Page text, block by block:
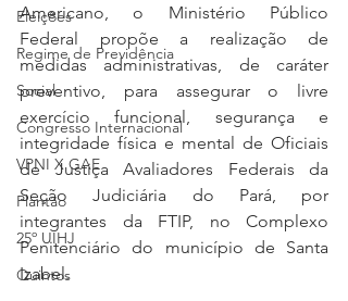
Eleições
Regime de Previdência
Social
Congresso Internacional
VPNI X GAE
Plantão
25º UIHJ
Quintos
Americano, o Ministério Público
Federal propõe a realização de
medidas administrativas, de caráter
preventivo, para assegurar o livre
exercício funcional, segurança e
integridade física e mental de Oficiais
de Justiça Avaliadores Federais da
Seção Judiciária do Pará, por
integrantes da FTIP, no Complexo
Penitenciário do município de Santa
Izabel.